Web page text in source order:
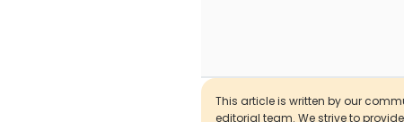
This article is written by our
editorial team. We strive to